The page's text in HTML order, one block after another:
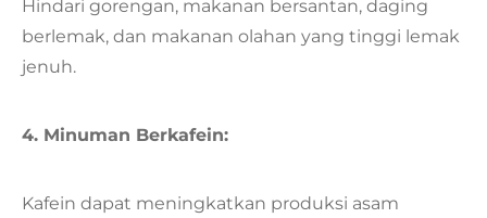
Hindari gorengan, makanan bersantan, daging
berlemak, dan makanan olahan yang tinggi lemak
jenuh.
4. Minuman Berkafein:
Kafein dapat meningkatkan produksi asam